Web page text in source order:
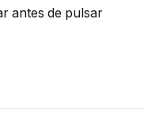
antes de pulsar